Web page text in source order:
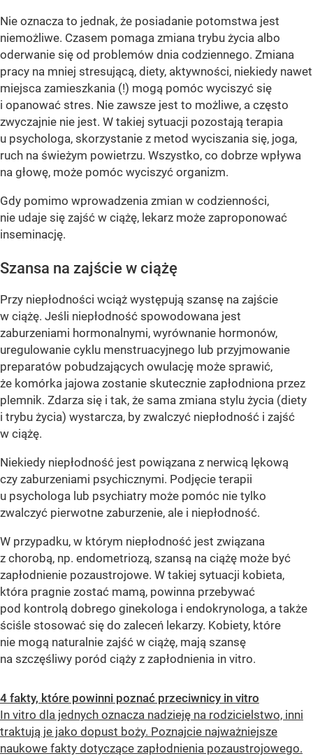
Nie oznacza to jednak, że posiadanie potomstwa jest
niemożliwe. Czasem pomaga zmiana trybu życia albo
oderwanie się od problemów dnia codziennego. Zmiana
pracy na mniej stresującą, diety, aktywności, niekiedy nawet
miejsca zamieszkania (!) mogą pomóc wyciszyć się
i opanować stres. Nie zawsze jest to możliwe, a często
zwyczajnie nie jest. W takiej sytuacji pozostają terapia
u psychologa, skorzystanie z metod wyciszania się, joga,
ruch na świeżym powietrzu. Wszystko, co dobrze wpływa
na głowę, może pomóc wyciszyć organizm.
Gdy pomimo wprowadzenia zmian w codzienności,
nie udaje się zajść w ciążę, lekarz może zaproponować
inseminację.
Szansa na zajście w ciążę
Przy niepłodności wciąż występują szansę na zajście
w ciążę. Jeśli niepłodność spowodowana jest
zaburzeniami hormonalnymi, wyrównanie hormonów,
uregulowanie cyklu menstruacyjnego lub przyjmowanie
preparatów pobudzających owulację może sprawić,
że komórka jajowa zostanie skutecznie zapłodniona przez
plemnik. Zdarza się i tak, że sama zmiana stylu życia (diety
i trybu życia) wystarcza, by zwalczyć niepłodność i zajść
w ciążę.
Niekiedy niepłodność jest powiązana z nerwicą lękową
czy zaburzeniami psychicznymi. Podjęcie terapii
u psychologa lub psychiatry może pomóc nie tylko
zwalczyć pierwotne zaburzenie, ale i niepłodność.
W przypadku, w którym niepłodność jest związana
z chorobą, np. endometriozą, szansą na ciążę może być
zapłodnienie pozaustrojowe. W takiej sytuacji kobieta,
która pragnie zostać mamą, powinna przebywać
pod kontrolą dobrego ginekologa i endokrynologa, a także
ściśle stosować się do zaleceń lekarzy. Kobiety, które
nie mogą naturalnie zajść w ciążę, mają szansę
na szczęśliwy poród ciąży z zapłodnienia in vitro.
4 fakty, które powinni poznać przeciwnicy in vitro
In vitro dla jednych oznacza nadzieję na rodzicielstwo, inni
traktują je jako dopust boży. Poznajcie najważniejsze
naukowe fakty dotyczące zapłodnienia pozaustrojowego.